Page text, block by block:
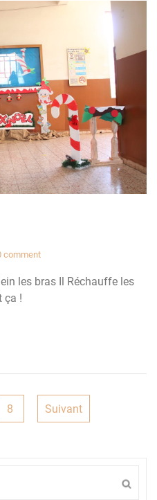
comment
les bras Il Réchauffe les
ça !
8 Suivant